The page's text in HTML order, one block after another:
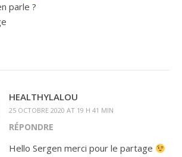
parle ?
HEALTHYLALOU
25 OCTOBRE 2020 AT 19 H 41 MIN
RÉPONDRE
Hello Sergen merci pour le partage